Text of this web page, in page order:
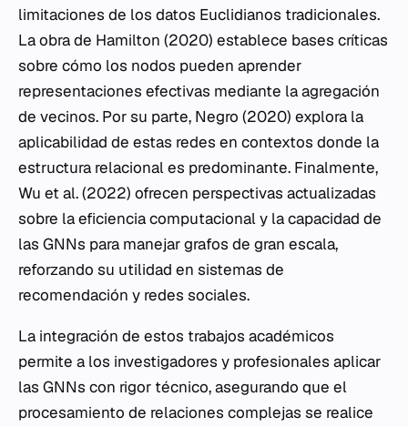
limitaciones de los datos Euclidianos tradicionales.
La obra de Hamilton (2020) establece bases críticas
sobre cómo los nodos pueden aprender
representaciones efectivas mediante la agregación
de vecinos. Por su parte, Negro (2020) explora la
aplicabilidad de estas redes en contextos donde la
estructura relacional es predominante. Finalmente,
Wu et al. (2022) ofrecen perspectivas actualizadas
sobre la eficiencia computacional y la capacidad de
las GNNs para manejar grafos de gran escala,
reforzando su utilidad en sistemas de
recomendación y redes sociales.
La integración de estos trabajos académicos
permite a los investigadores y profesionales aplicar
las GNNs con rigor técnico, asegurando que el
procesamiento de relaciones complejas se realice